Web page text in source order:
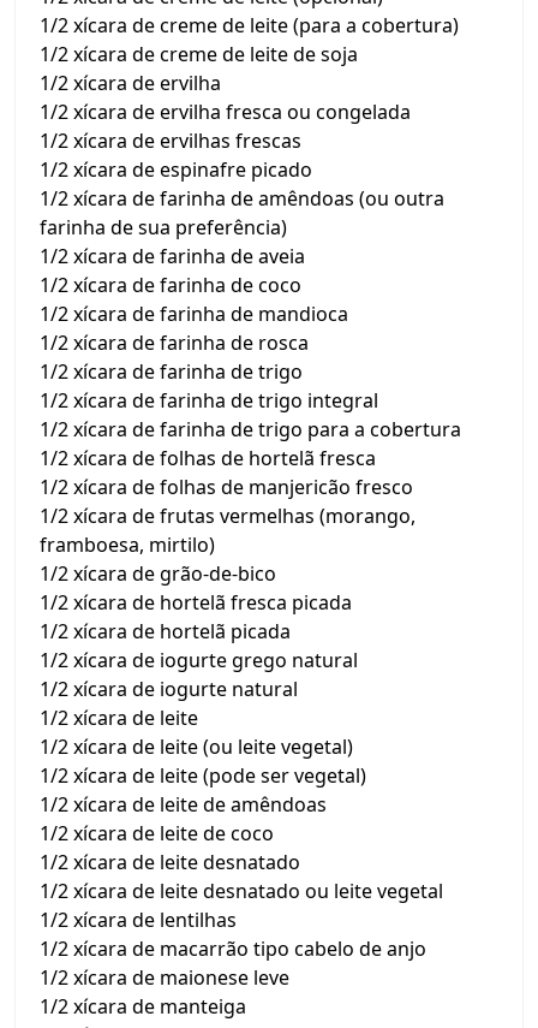
1/2 xícara de creme de leite (para a cobertura)
1/2 xícara de creme de leite de soja
1/2 xícara de ervilha
1/2 xícara de ervilha fresca ou congelada
1/2 xícara de ervilhas frescas
1/2 xícara de espinafre picado
1/2 xícara de farinha de amêndoas (ou outra
farinha de sua preferência)
1/2 xícara de farinha de aveia
1/2 xícara de farinha de coco
1/2 xícara de farinha de mandioca
1/2 xícara de farinha de rosca
1/2 xícara de farinha de trigo
1/2 xícara de farinha de trigo integral
1/2 xícara de farinha de trigo para a cobertura
1/2 xícara de folhas de hortelã fresca
1/2 xícara de folhas de manjericão fresco
1/2 xícara de frutas vermelhas (morango,
framboesa, mirtilo)
1/2 xícara de grão-de-bico
1/2 xícara de hortelã fresca picada
1/2 xícara de hortelã picada
1/2 xícara de iogurte grego natural
1/2 xícara de iogurte natural
1/2 xícara de leite
1/2 xícara de leite (ou leite vegetal)
1/2 xícara de leite (pode ser vegetal)
1/2 xícara de leite de amêndoas
1/2 xícara de leite de coco
1/2 xícara de leite desnatado
1/2 xícara de leite desnatado ou leite vegetal
1/2 xícara de lentilhas
1/2 xícara de macarrão tipo cabelo de anjo
1/2 xícara de maionese leve
1/2 xícara de manteiga